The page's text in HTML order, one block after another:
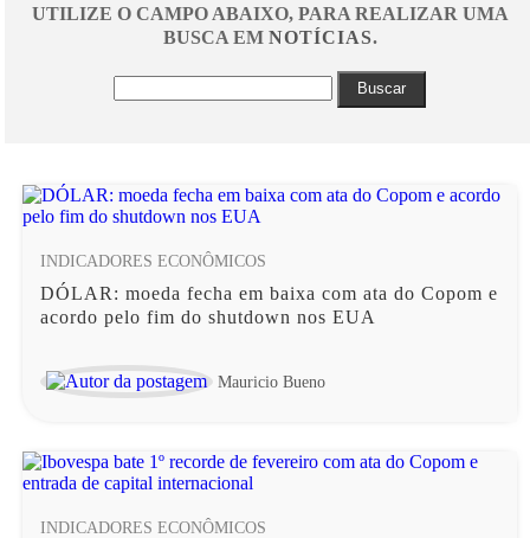
UTILIZE O CAMPO ABAIXO, PARA REALIZAR UMA
BUSCA EM NOTÍCIAS.
Buscar
INDICADORES ECONÔMICOS
DÓLAR: moeda fecha em baixa com ata do Copom e
acordo pelo fim do shutdown nos EUA
Mauricio Bueno
INDICADORES ECONÔMICOS